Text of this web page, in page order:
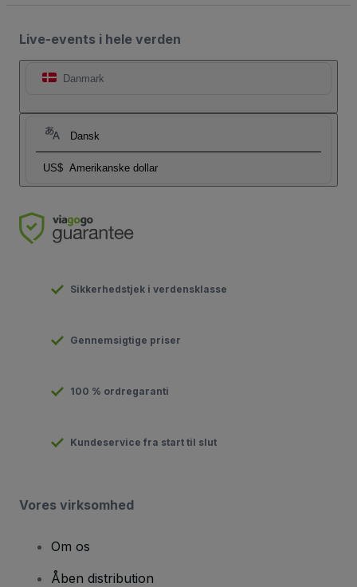
Live-events i hele verden
Danmark
Dansk
US$ Amerikanske dollar
Sikkerhedstjek i verdensklasse
Gennemsigtige priser
100 % ordregaranti
Kundeservice fra start til slut
Vores virksomhed
Om os
Åben distribution